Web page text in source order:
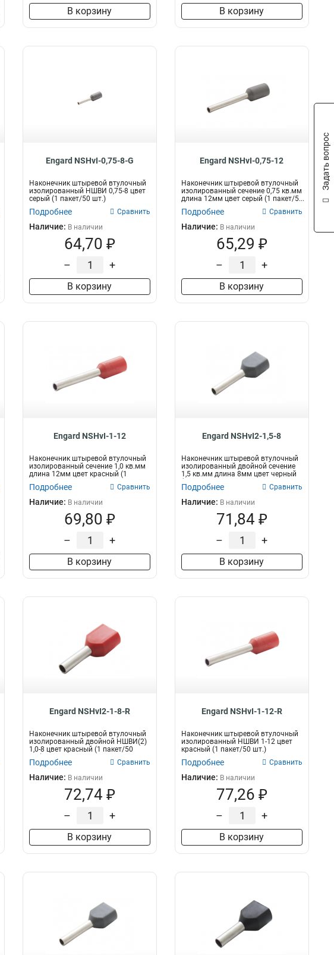
В корзину В корзину
Engard NSHvI-0,75-8-G
Наконечник штыревой втулочный
изолированный НШВИ 0,75-8 цвет
серый (1 пакет/50 шт.)
Подробнее Сравнить
Наличие: В наличии
64,70 ₽
– +
В корзину
Engard NSHvI-0,75-12
Наконечник штыревой втулочный
изолированный сечение 0,75 кв.мм
длина 12мм цвет серый (1 пакет/5...
Подробнее Сравнить
Наличие: В наличии
65,29 ₽
– +
В корзину
Engard NSHvI-1-12
Наконечник штыревой втулочный
изолированный сечение 1,0 кв.мм
длина 12мм цвет красный (1
Подробнее Сравнить
Наличие: В наличии
69,80 ₽
– +
В корзину
Engard NSHvI2-1,5-8
Наконечник штыревой втулочный
изолированный двойной сечение
1,5 кв.мм длина 8мм цвет черный
Подробнее Сравнить
Наличие: В наличии
71,84 ₽
– +
В корзину
Engard NSHvI2-1-8-R
Наконечник штыревой втулочный
изолированный двойной НШВИ(2)
1,0-8 цвет красный (1 пакет/50
Подробнее Сравнить
Наличие: В наличии
72,74 ₽
– +
В корзину
Engard NSHvI-1-12-R
Наконечник штыревой втулочный
изолированный НШВИ 1-12 цвет
красный (1 пакет/50 шт.)
Подробнее Сравнить
Наличие: В наличии
77,26 ₽
– +
В корзину
Задать вопрос